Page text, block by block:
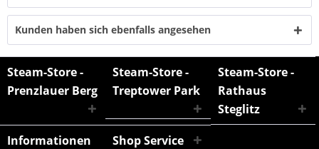
Kunden haben sich ebenfalls angesehen
Steam-Store -
Prenzlauer Berg
Steam-Store -
Treptower Park
Steam-Store -
Rathaus
Steglitz
Informationen
Shop Service